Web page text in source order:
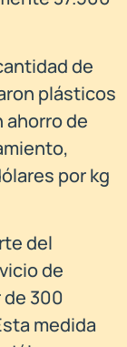
de
plásticos
ahorro de
por kg
del
de
300
medida